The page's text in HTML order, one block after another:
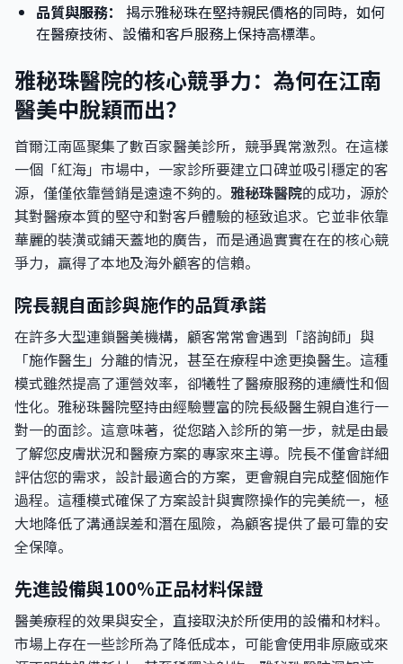
品質與服務：
揭示雅秘珠在堅持親民價格的同時，如何
在醫療技術、設備和客戶服務上保持高標準。
雅秘珠醫院的核心競爭力：為何在江南
醫美中脫穎而出？
首爾江南區聚集了數百家醫美診所，競爭異常激烈。在這樣
一個「紅海」市場中，一家診所要建立口碑並吸引穩定的客
源，僅僅依靠營銷是遠遠不夠的。 雅秘珠醫院的成功，源於
其對醫療本質的堅守和對客戶體驗的極致追求。它並非依靠
華麗的裝潢或鋪天蓋地的廣告，而是通過實實在在的核心競
爭力，贏得了本地及海外顧客的信賴。
院長親自面診與施作的品質承諾
在許多大型連鎖醫美機構，顧客常常會遇到「諮詢師」與
「施作醫生」分離的情況，甚至在療程中途更換醫生。這種
模式雖然提高了運營效率，卻犧牲了醫療服務的連續性和個
性化。雅秘珠醫院堅持由經驗豐富的院長級醫生親自進行一
對一的面診。這意味著，從您踏入診所的第一步，就是由最
了解您皮膚狀況和醫療方案的專家來主導。院長不僅會詳細
評估您的需求，設計最適合的方案，更會親自完成整個施作
過程。這種模式確保了方案設計與實際操作的完美統一，極
大地降低了溝通誤差和潛在風險，為顧客提供了最可靠的安
全保障。
先進設備與100%正品材料保證
醫美療程的效果與安全，直接取決於所使用的設備和材料。
市場上存在一些診所為了降低成本，可能會使用非原廠或來